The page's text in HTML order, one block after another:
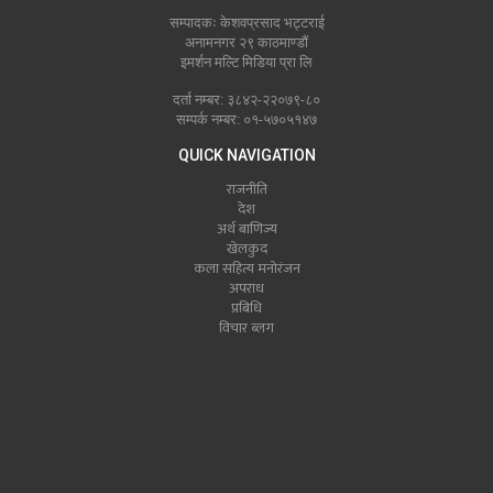
सम्पादकः केशवप्रसाद भट्टराई
अनामनगर २९ काठमाण्डौं
इमर्शन मल्टि मिडिया प्रा लि
दर्ता नम्बर: ३८४२-२२०७९-८०
सम्पर्क नम्बर: ०१-५७०५१४७
QUICK NAVIGATION
राजनीति
देश
अर्थ बाणिज्य
खेलकुद
कला सहित्य मनोरंजन
अपराध
प्रबिधि
विचार ब्लग